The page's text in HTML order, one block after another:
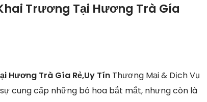
Trương Tại Hương Trà Gía
Hương Trà Gía Rẻ,Uy Tín Thương Mại & Dịch Vụ
cung cấp những bó hoa bắt mắt, nhưng còn là